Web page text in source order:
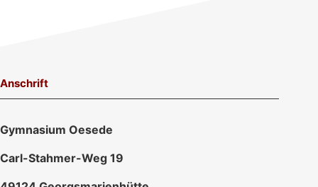
Anschrift
Gymnasium Oesede
Carl-Stahmer-Weg 19